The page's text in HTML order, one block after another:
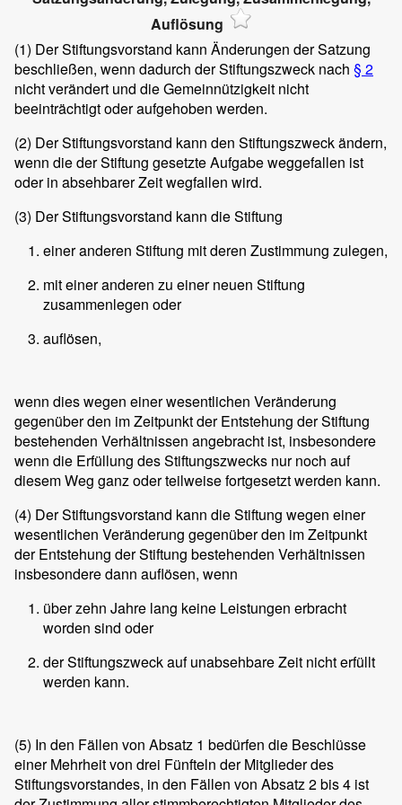
Auflösung
(1) Der Stiftungsvorstand kann Änderungen der Satzung
beschließen, wenn dadurch der Stiftungszweck nach § 2
nicht verändert und die Gemeinnützigkeit nicht
beeinträchtigt oder aufgehoben werden.
(2) Der Stiftungsvorstand kann den Stiftungszweck ändern,
wenn die der Stiftung gesetzte Aufgabe weggefallen ist
oder in absehbarer Zeit wegfallen wird.
(3) Der Stiftungsvorstand kann die Stiftung
einer anderen Stiftung mit deren Zustimmung zulegen,
mit einer anderen zu einer neuen Stiftung
zusammenlegen oder
auflösen,
wenn dies wegen einer wesentlichen Veränderung
gegenüber den im Zeitpunkt der Entstehung der Stiftung
bestehenden Verhältnissen angebracht ist, insbesondere
wenn die Erfüllung des Stiftungszwecks nur noch auf
diesem Weg ganz oder teilweise fortgesetzt werden kann.
(4) Der Stiftungsvorstand kann die Stiftung wegen einer
wesentlichen Veränderung gegenüber den im Zeitpunkt
der Entstehung der Stiftung bestehenden Verhältnissen
insbesondere dann auflösen, wenn
über zehn Jahre lang keine Leistungen erbracht
worden sind oder
der Stiftungszweck auf unabsehbare Zeit nicht erfüllt
werden kann.
(5) In den Fällen von Absatz 1 bedürfen die Beschlüsse
einer Mehrheit von drei Fünfteln der Mitglieder des
Stiftungsvorstandes, in den Fällen von Absatz 2 bis 4 ist